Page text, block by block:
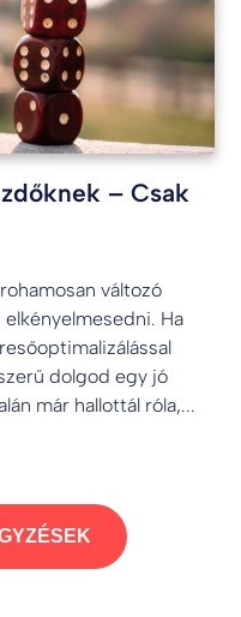
– Csak
változó
Ha
dolgod egy jó
már hallottál róla,...